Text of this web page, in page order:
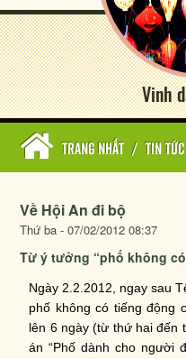
Vinh
TRANG NHẤT / TIN TỨC
Về Hội An đi bộ
Thứ ba - 07/02/2012 08:37
Từ ý tưởng “phố không
Ngày 2.2.2012, ngay sau
phố không có tiếng động
lên 6 ngày (từ thứ hai đến
án “Phố dành cho người